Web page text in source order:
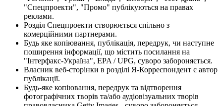
"Спецпроекти", "Промо" публікуються на правах
реклами.
Розділ Спецпроекти створюється спільно з
комерційними партнерами.
Будь яке копіювання, публікація, передрук, чи наступне
поширення інформації, що містить посилання на
"Інтерфакс-Україна", EPA / UPG, суворо забороняється.
Власник веб-сторінки в розділі Я-Корреспондент є автор
публікації.
Будь-яке копіювання, передрук та відтворення
фотографічних творів та/або аудіовізуальних творів